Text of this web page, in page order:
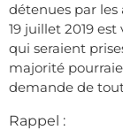
détenues par les
19 juillet 2019
qui seraient
majorité
demande de
Rappel :